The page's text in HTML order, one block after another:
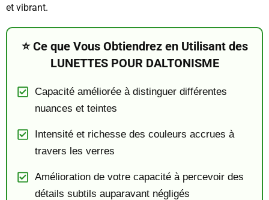
et vibrant.
⭐ Ce que Vous Obtiendrez en Utilisant des
LUNETTES POUR DALTONISME
Capacité améliorée à distinguer différentes
nuances et teintes
Intensité et richesse des couleurs accrues à
travers les verres
Amélioration de votre capacité à percevoir des
détails subtils auparavant négligés